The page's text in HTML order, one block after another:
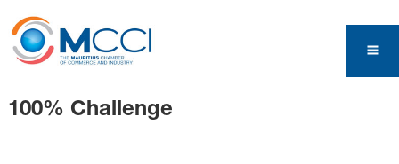
100% Challenge